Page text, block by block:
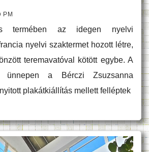
PM
termében az idegen nyelvi
nyelvi szaktermet hozott létre,
teremavatóval kötött egybe. A
ünnepen a Bérczi Zsuzsanna
plakátkiállítás mellett felléptek